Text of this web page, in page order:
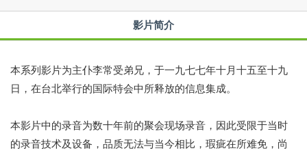
影片简介
本系列影片为主仆李常受弟兄，于一九七七年十月十五至十九
日，在台北举行的国际特会中所释放的信息集成。
本影片中的录音为数十年前的聚会现场录音，因此受限于当时
的录音技术及设备，品质无法与当今相比，瑕疵在所难免，尚